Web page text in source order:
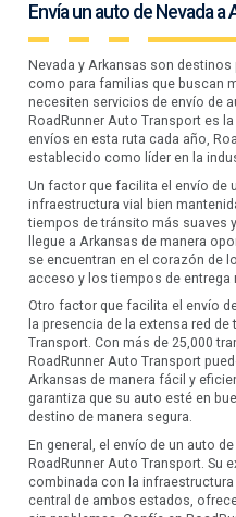
Envía un auto de Nevada a
Nevada y Arkansas son
como para familias que buscan
necesiten servicios de envío de
RoadRunner Auto Transport es
envíos en esta ruta cada año,
establecido como líder en la
Un factor que facilita el envío de
infraestructura vial bien
tiempos de tránsito más suaves
llegue a Arkansas de manera
se encuentran en el corazón de
acceso y los tiempos de entrega
Otro factor que facilita el envío
la presencia de la extensa red
Transport. Con más de 25,000
RoadRunner Auto Transport
Arkansas de manera fácil y
garantiza que su auto esté en
destino de manera segura.
En general, el envío de un auto
RoadRunner Auto Transport. Su
combinada con la
central de ambos estados,